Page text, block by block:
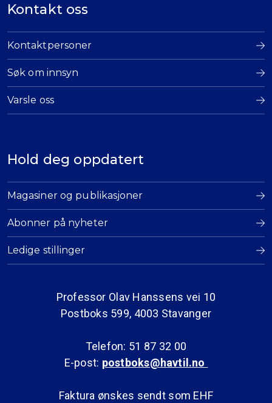
Kontakt oss
Kontaktpersoner
Søk om innsyn
Varsle oss
Hold deg oppdatert
Magasiner og publikasjoner
Abonner på nyheter
Ledige stillinger
Professor Olav Hanssens vei 10
Postboks 599, 4003 Stavanger
Telefon: 51 87 32 00
E-post: postboks@havtil.no
Faktura ønskes sendt som EHF